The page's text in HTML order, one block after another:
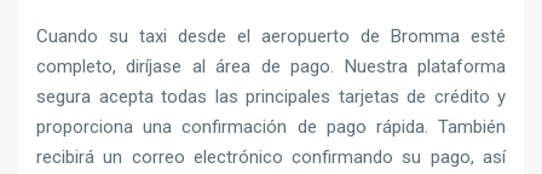
Cuando su taxi desde el aeropuerto de Bromma esté
completo, diríjase al área de pago. Nuestra plataforma
segura acepta todas las principales tarjetas de crédito y
proporciona una confirmación de pago rápida. También
recibirá un correo electrónico confirmando su pago, así